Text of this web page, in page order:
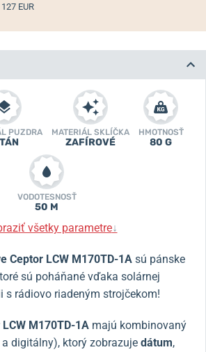
EUR
PUZDRA MATERIÁL SKLÍČKA
ZAFÍROVÉ
HMOTNOSŤ
80 G
VODOTESNOSŤ
50 M
všetky parametre↓
Ceptor LCW M170TD-1A sú pánske
sú poháňané vďaka solárnej
s rádiovo riadeným strojčekom!
M170TD-1A majú kombinovaný
digitálny), ktorý zobrazuje dátum,